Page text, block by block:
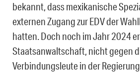
bekannt, dass mexikanische
externen Zugang zur EDV der
hatten. Doch noch im Jahr 2024
Staatsanwaltschaft, nicht gegen
Verbindungsleute in der